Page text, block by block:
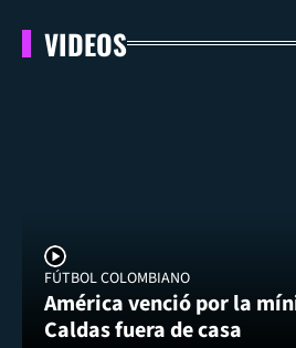
VIDEOS
FÚTBOL COLOMBIANO
América venció por la
Caldas fuera de casa